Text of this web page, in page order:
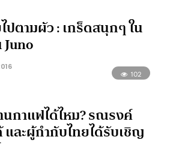
ปตามผัว : เกร็ดสนุกๆ ใน
102
นกาแฟได้ไหม? รณรงค์
และผู้กำกับไทยได้รับเชิญ